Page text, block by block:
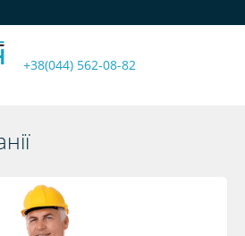
+38(044) 562-08-82